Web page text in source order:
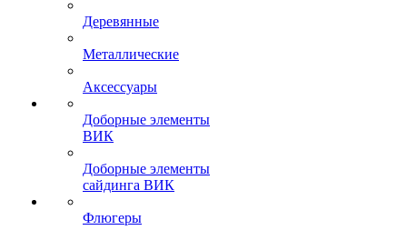
Деревянные
Металлические
Аксессуары
Доборные элементы
ВИК
Доборные элементы
сайдинга ВИК
Флюгеры